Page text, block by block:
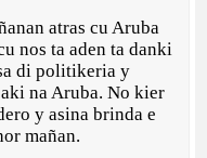
atras cu Aruba
nos ta aden ta danki
di politikeria y
na Aruba. No kier
y asina brinda e
mañan.